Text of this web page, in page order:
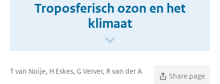
Troposferisch ozon en het
klimaat
T van Noije, H Eskes, G Verver, R van der A
Share page